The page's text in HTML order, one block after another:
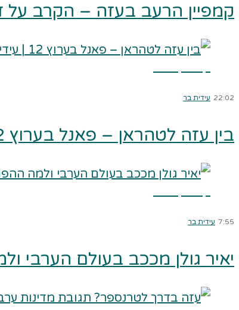
קמפיין הרעב בעזה – הקרב על
22:02 עידית בר
בין עזה לטהראן – פאנל בערוץ 12 | עידית בר
7:55 עידית בר
יאיר גולן מככב בעולם הערבי